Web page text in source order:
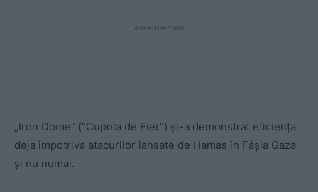
- Advertisement -
„Iron Dome” (“Cupola de Fier”) și-a demonstrat eficiența
deja împotriva atacurilor lansate de Hamas în Fâșia Gaza
și nu numai.